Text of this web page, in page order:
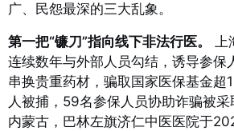
广、民怨最深的三大乱象。
第一把“镰刀”指向线下非法行医。
上
连续数年与外部人员勾结，诱导参保
串换贵重药材，骗取国家医保基金
人被捕，59名参保人员协助诈骗被
内蒙古，巴林左旗济仁中医医院于